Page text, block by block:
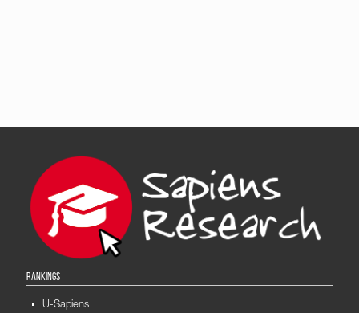
RANKINGS
U-Sapiens